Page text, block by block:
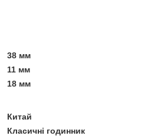
38 мм
11 мм
18 мм
Китай
Класичні годинник